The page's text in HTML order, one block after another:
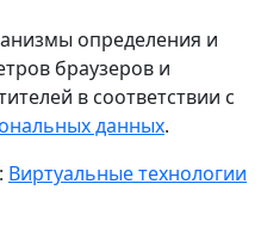
определения и
браузеров и
в соответствии с
данных.
Виртуальные технологии